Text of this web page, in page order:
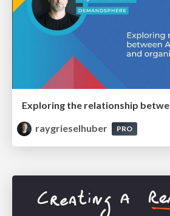
raygrieselhuber
PRO